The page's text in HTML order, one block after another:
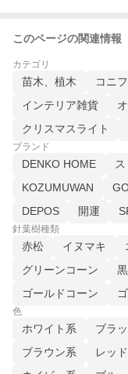
このページの関連情報
カテゴリ
苗木、植木 コニ
インテリア雑貨
クリスマスライト
ブランド
DENKO HOME
KOZUMUWAN
DEPOS
開運
針葉樹種類
赤松 イヌマキ
グリーンコーン
ゴールドコーン
色
ホワイト系 ブラ
ブラウン系
レッ